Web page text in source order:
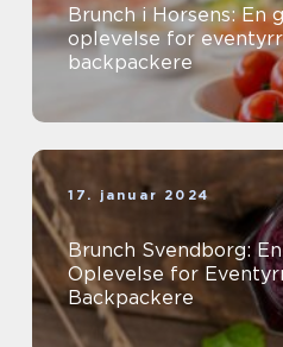
Brunch i Horsens: En
oplevelse for
backpackere
17. januar 2024
Brunch Svendborg:
Oplevelse for
Backpackere